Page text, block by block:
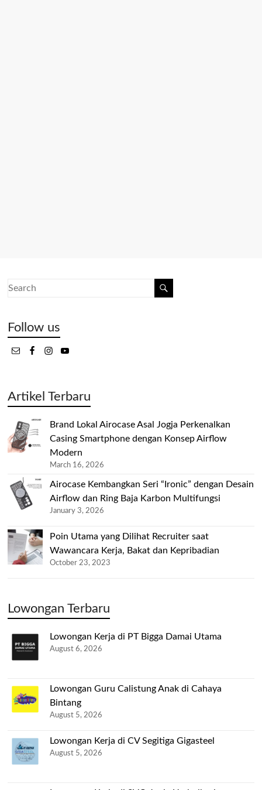
Follow us
Artikel Terbaru
Brand Lokal Airocase Asal Jogja Perkenalkan
Casing Smartphone dengan Konsep Airflow
Modern
March 16, 2026
Airocase Kembangkan Seri “Ironic” dengan Desain
Airflow dan Ring Baja Karbon Multifungsi
January 3, 2026
Poin Utama yang Dilihat Recruiter saat
Wawancara Kerja, Bakat dan Kepribadian
October 23, 2023
Lowongan Terbaru
Lowongan Kerja di PT Bigga Damai Utama
August 6, 2026
Lowongan Guru Calistung Anak di Cahaya
Bintang
August 5, 2026
Lowongan Kerja di CV Segitiga Gigasteel
August 5, 2026